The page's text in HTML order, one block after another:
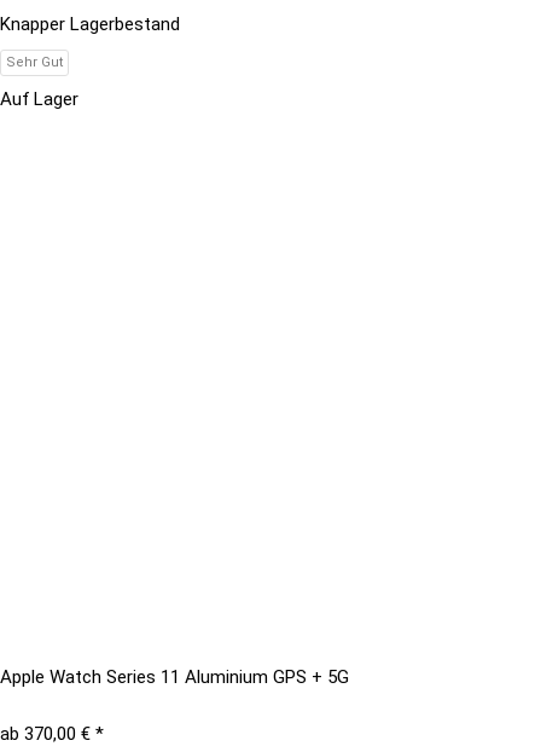
Knapper Lagerbestand
Sehr Gut
Auf Lager
Apple Watch Series 11 Aluminium GPS + 5G
ab 370,00 € *